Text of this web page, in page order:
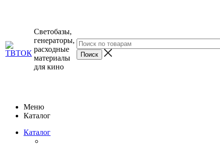
Светобазы,
генераторы,
расходные
материалы
для кино
Меню
Каталог
Каталог